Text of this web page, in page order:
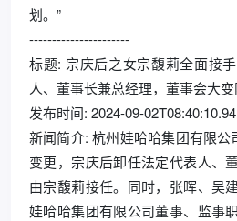
划。”
----------------------
标题: 宗庆后之女宗馥莉全面接
人、董事长兼总经理，董事会大
发布时间: 2024-09-02T08:40:10.94
新闻简介: 杭州娃哈哈集团有限公
变更，宗庆后卸任法定代表人、
由宗馥莉接任。同时，张晖、吴
娃哈哈集团有限公司董事、监事